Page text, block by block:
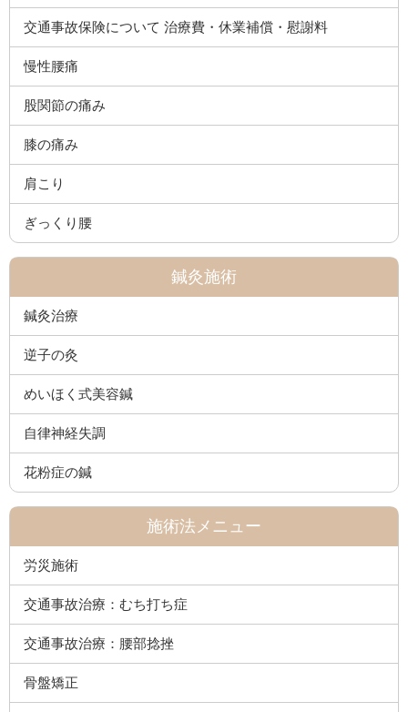
交通事故保険について 治療費・休業補償・慰謝料
慢性腰痛
股関節の痛み
膝の痛み
肩こり
ぎっくり腰
鍼灸施術
鍼灸治療
逆子の灸
めいほく式美容鍼
自律神経失調
花粉症の鍼
施術法メニュー
労災施術
交通事故治療：むち打ち症
交通事故治療：腰部捻挫
骨盤矯正